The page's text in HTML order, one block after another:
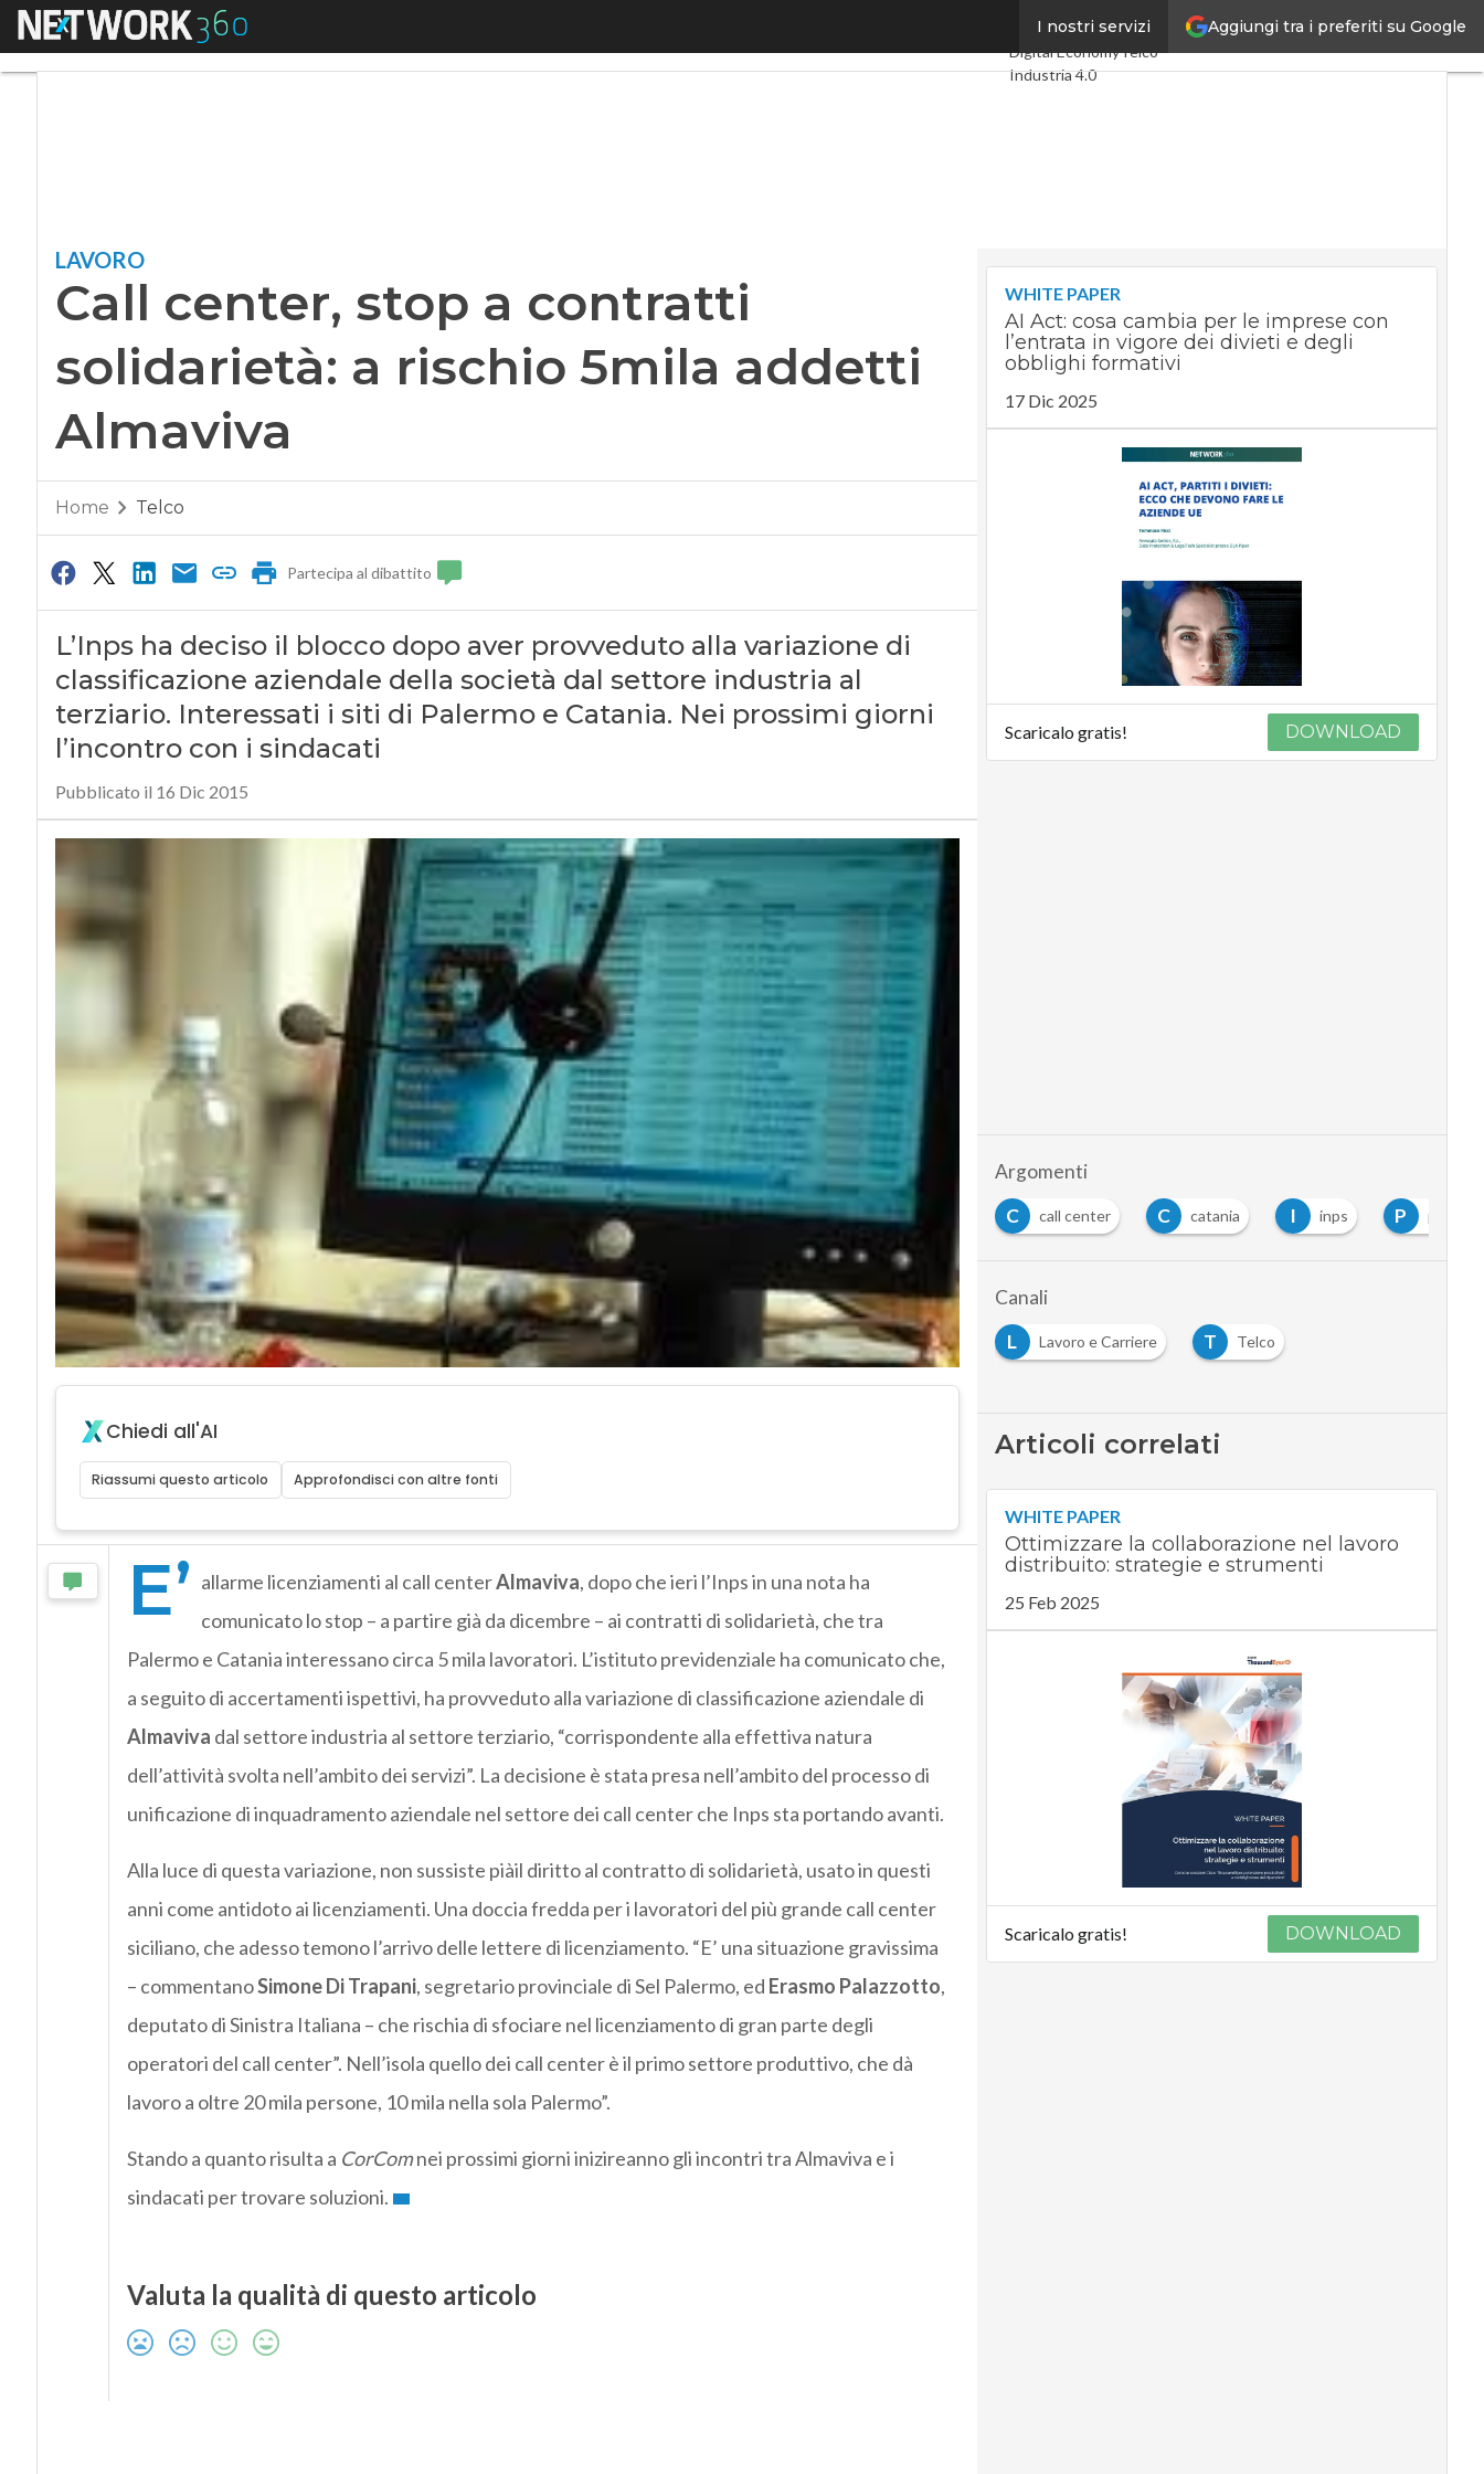
Aggiungi tra i preferiti su Google
I nostri servizi
Menu
Ultimi articoli
Digital EconomyTelco
Industria 4.0
LAVORO
Call center, stop a contratti
solidarietà: a rischio 5mila addetti
Almaviva
Home Telco
Partecipa al dibattito
L’Inps ha deciso il blocco dopo aver provveduto alla variazione di
classificazione aziendale della società dal settore industria al
terziario. Interessati i siti di Palermo e Catania. Nei prossimi giorni
l’incontro con i sindacati
Pubblicato il 16 Dic 2015
Chiedi all'AI
Riassumi questo articolo Approfondisci con altre fonti
E’ allarme licenziamenti al call centerAlmaviva, dopo che ieri l’Inps in una nota ha
comunicato lo stop – a partire già da dicembre – ai contratti di solidarietà, che tra
Palermo e Catania interessano circa 5 mila lavoratori. L’istituto previdenziale ha comunicato che,
a seguito di accertamenti ispettivi, ha provveduto alla variazione di classificazione aziendale di
Almaviva dal settore industria al settore terziario, “corrispondente alla effettiva natura
dell’attività svolta nell’ambito dei servizi”. La decisione è stata presa nell’ambito del processo di
unificazione di inquadramento aziendale nel settore dei call center che Inps sta portando avanti.
Alla luce di questa variazione, non sussiste piàil diritto al contratto di solidarietà, usato in questi
anni come antidoto ai licenziamenti. Una doccia fredda per i lavoratori del più grande call center
siciliano, che adesso temono l’arrivo delle lettere di licenziamento. “E’ una situazione gravissima
– commentanoSimone Di Trapani, segretario provinciale di Sel Palermo, ed Erasmo Palazzotto,
deputato di Sinistra Italiana – che rischia di sfociare nel licenziamento di gran parte degli
operatori del call center”. Nell’isola quello dei call center è il primo settore produttivo, che dà
lavoro a oltre 20 mila persone, 10 mila nella sola Palermo”.
Stando a quanto risulta a CorComnei prossimi giorni inizireanno gli incontri tra Almaviva e i
sindacati per trovare soluzioni.
Valuta la qualità di questo articolo
WHITE PAPER
AI Act: cosa cambia per le imprese con
l’entrata in vigore dei divieti e degli
obblighi formativi
17 Dic 2025
Scaricalo gratis! DOWNLOAD
Argomenti
A
Almaviva call center catania inps palermo
Canali
L
Lavoro e Carriere T Telco
Articoli correlati
WHITE PAPER
Ottimizzare la collaborazione nel lavoro
distribuito: strategie e strumenti
25 Feb 2025
Scaricalo gratis! DOWNLOAD